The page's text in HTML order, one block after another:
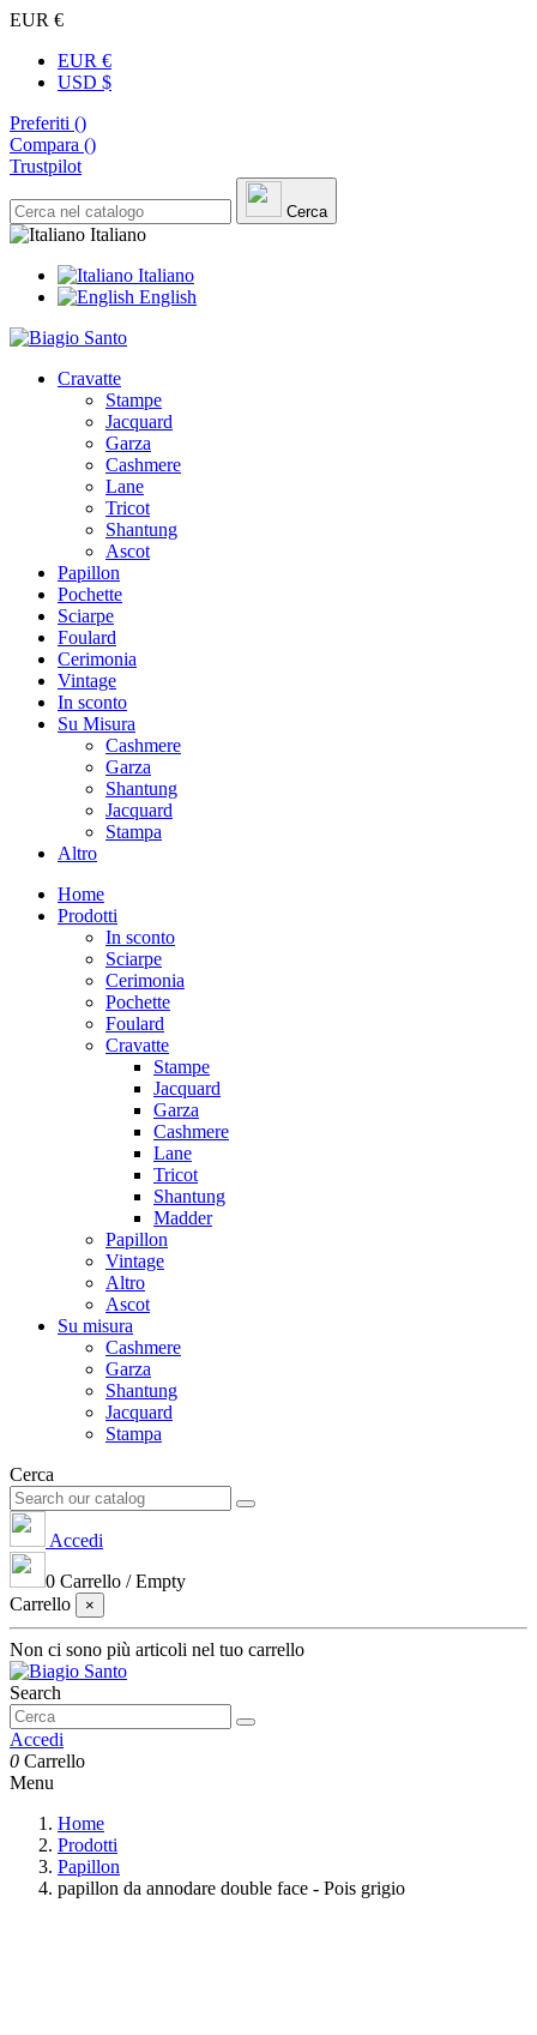
EUR €
EUR €
USD $
Preferiti ()
Compara ()
Trustpilot
Cerca
Italiano
Italiano
English
Cravatte
Stampe
Jacquard
Garza
Cashmere
Lane
Tricot
Shantung
Ascot
Papillon
Pochette
Sciarpe
Foulard
Cerimonia
Vintage
In sconto
Su Misura
Cashmere
Garza
Shantung
Jacquard
Stampa
Altro
Home
Prodotti
In sconto
Sciarpe
Cerimonia
Pochette
Foulard
Cravatte
Stampe
Jacquard
Garza
Cashmere
Lane
Tricot
Shantung
Madder
Papillon
Vintage
Altro
Ascot
Su misura
Cashmere
Garza
Shantung
Jacquard
Stampa
Cerca
Accedi
0 Carrello /Empty
Carrello
×
Non ci sono più articoli nel tuo carrello
Search
Accedi
0 Carrello
Menu
Home
Prodotti
Papillon
papillon da annodare double face - Pois grigio